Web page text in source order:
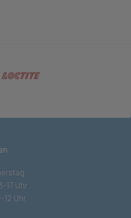
Tab)(öffnet in neuem Tab)
17 Uhr
12 Uhr